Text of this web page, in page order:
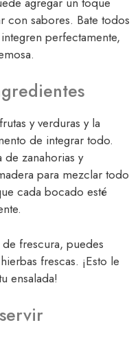
con sabores. Bate todos
perfectamente,
y verduras y la
de integrar todo.
zanahorias y
para mezclar todo
cada bocado esté
frescura, puedes
frescas. ¡Esto le
ensalada!